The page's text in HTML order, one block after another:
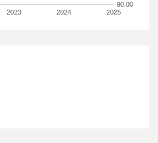
2023 2024 2025
90.00